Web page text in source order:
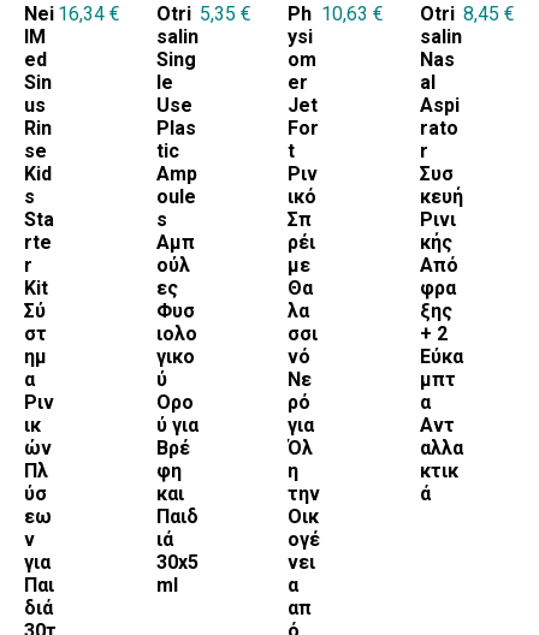
Nei
lM
ed
Sin
us
Rin
se
Kid
s
Sta
rte
r
Kit
Σύ
στ
ημ
α
Ριν
ικ
ών
Πλ
ύσ
εω
ν
για
Παι
διά
16,34 €
Otri
salin
Sing
le
Use
Plas
tic
Amp
oule
s
Αμπ
ούλ
ες
Φυσ
ιολο
γικο
ύ
Ορο
ύ για
Βρέ
φη
και
Παιδ
ιά
30x5
ml
5,35 €
Ph
ysi
om
er
Jet
For
t
Ριν
ικό
Σπ
ρέι
με
Θα
λα
σσι
νό
Νε
ρό
για
Όλ
η
την
Οικ
ογέ
νει
α
απ
10,63 €
Otri
salin
Nas
al
Aspi
rato
r
Συσ
κευή
Ρινι
κής
Από
φρα
ξης
+ 2
Εύκα
μπτ
α
Αντ
αλλα
κτικ
ά
8,45 €